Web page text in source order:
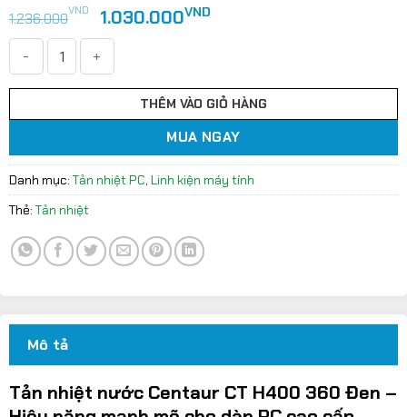
1.236.000VND Giá
gốc
là:
1.236.000VND.
1.030.000VNDGiá
1.030.000VND.
THÊM VÀO GIỎ HÀNG
MUA NGAY
Danh mục: Tản nhiệt PC, Linh kiện máy tính
Thẻ: Tản nhiệt
Mô tả
Tản nhiệt nước Centaur CT H400 360 Đen –